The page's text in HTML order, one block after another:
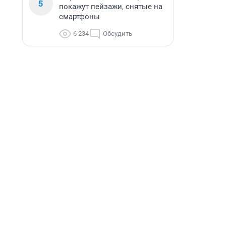
5
покажут пейзажи, снятые на
смартфоны
6 234 Обсудить